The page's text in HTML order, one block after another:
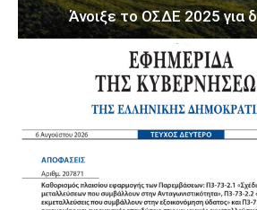
Άνοιξε το ΟΣΔΕ 2025 για